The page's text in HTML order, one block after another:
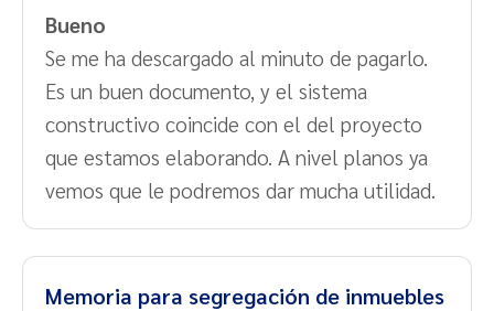
Bueno
Se me ha descargado al minuto de pagarlo.
Es un buen documento, y el sistema
constructivo coincide con el del proyecto
que estamos elaborando. A nivel planos ya
vemos que le podremos dar mucha utilidad.
Memoria para segregación de inmuebles